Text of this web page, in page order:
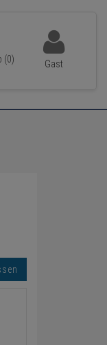
(0)
Gast